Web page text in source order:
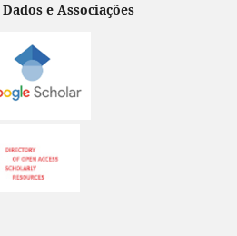
e Associações